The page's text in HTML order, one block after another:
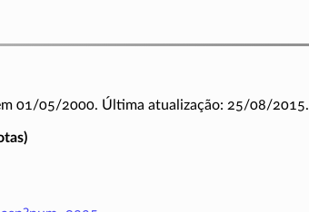
01/05/2000. Última atualização: 25/08/2015.